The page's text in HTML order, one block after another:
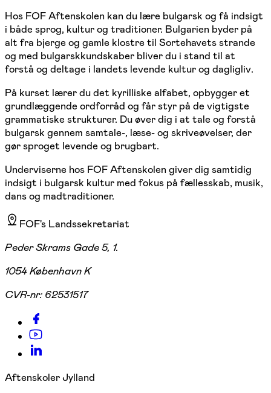
Hos FOF Aftenskolen kan du lære bulgarsk og få indsigt
i både sprog, kultur og traditioner. Bulgarien byder på
alt fra bjerge og gamle klostre til Sortehavets strande
og med bulgarskkundskaber bliver du i stand til at
forstå og deltage i landets levende kultur og dagligliv.
På kurset lærer du det kyrilliske alfabet, opbygger et
grundlæggende ordforråd og får styr på de vigtigste
grammatiske strukturer. Du øver dig i at tale og forstå
bulgarsk gennem samtale-, læse- og skriveøvelser, der
gør sproget levende og brugbart.
Underviserne hos FOF Aftenskolen giver dig samtidig
indsigt i bulgarsk kultur med fokus på fællesskab, musik,
dans og madtraditioner.
FOF's Landssekretariat
Peder Skrams Gade 5, 1.
1054 København K
CVR-nr: 62531517
Aftenskoler Jylland